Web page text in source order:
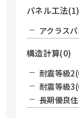
パネル工法(1)
アクラス
構造計算(0)
耐震等級
耐震等級
長期優良